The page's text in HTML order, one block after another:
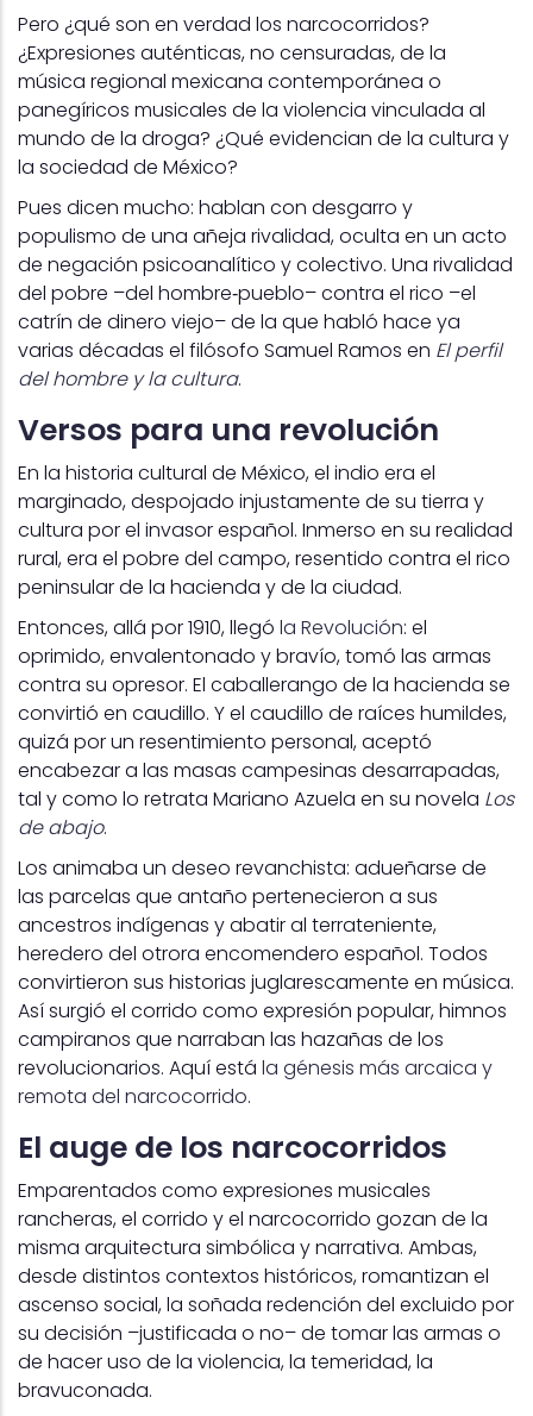
Pero ¿qué son en verdad los narcocorridos?
¿Expresiones auténticas, no censuradas, de la
música regional mexicana contemporánea o
panegíricos musicales de la violencia vinculada al
mundo de la droga? ¿Qué evidencian de la cultura y
la sociedad de México?
Pues dicen mucho: hablan con desgarro y
populismo de una añeja rivalidad, oculta en un acto
de negación psicoanalítico y colectivo. Una rivalidad
del pobre –del hombre‑pueblo– contra el rico –el
catrín de dinero viejo– de la que habló hace ya
varias décadas el filósofo Samuel Ramos en El perfil
del hombre y la cultura.
Versos para una revolución
En la historia cultural de México, el indio era el
marginado, despojado injustamente de su tierra y
cultura por el invasor español. Inmerso en su realidad
rural, era el pobre del campo, resentido contra el rico
peninsular de la hacienda y de la ciudad.
Entonces, allá por 1910, llegó la Revolución: el
oprimido, envalentonado y bravío, tomó las armas
contra su opresor. El caballerango de la hacienda se
convirtió en caudillo. Y el caudillo de raíces humildes,
quizá por un resentimiento personal, aceptó
encabezar a las masas campesinas desarrapadas,
tal y como lo retrata Mariano Azuela en su novela Los
de abajo.
Los animaba un deseo revanchista: adueñarse de
las parcelas que antaño pertenecieron a sus
ancestros indígenas y abatir al terrateniente,
heredero del otrora encomendero español. Todos
convirtieron sus historias juglarescamente en música.
Así surgió el corrido como expresión popular, himnos
campiranos que narraban las hazañas de los
revolucionarios. Aquí está la génesis más arcaica y
remota del narcocorrido.
El auge de los narcocorridos
Emparentados como expresiones musicales
rancheras, el corrido y el narcocorrido gozan de la
misma arquitectura simbólica y narrativa. Ambas,
desde distintos contextos históricos, romantizan el
ascenso social, la soñada redención del excluido por
su decisión –justificada o no– de tomar las armas o
de hacer uso de la violencia, la temeridad, la
bravuconada.